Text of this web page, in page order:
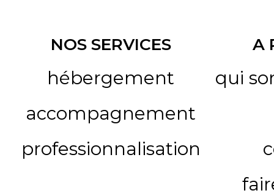
NOS SERVICES
hébergement
accompagnement
professionnalisation
A
qui